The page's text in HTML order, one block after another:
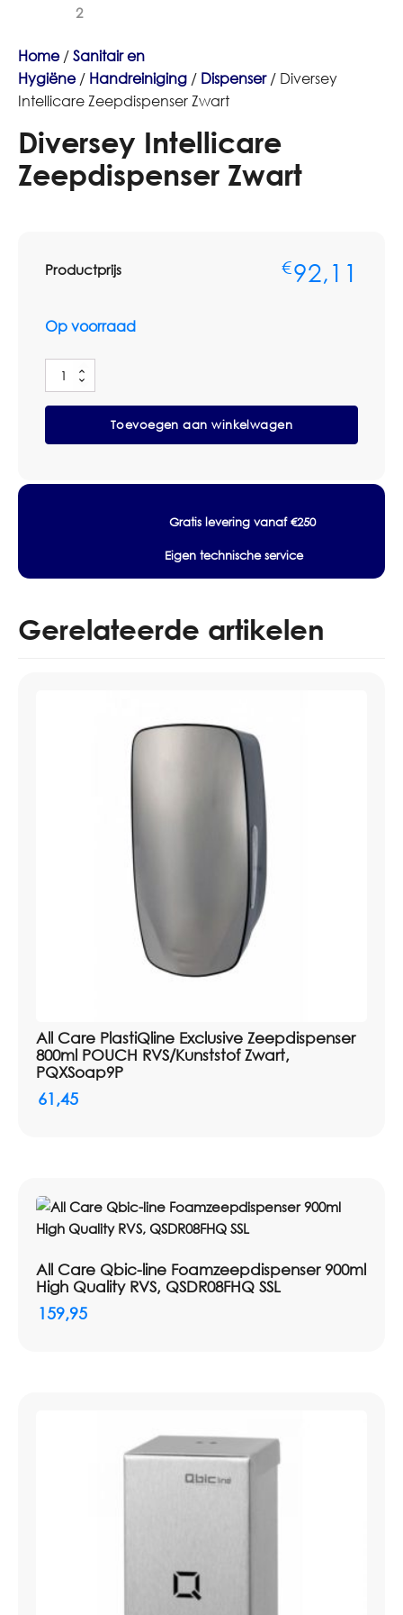
Home/Sanitair en
Hygiëne/ Handreiniging / Dispenser/ Diversey
Intellicare Zeepdispenser Zwart
Diversey Intellicare
Zeepdispenser Zwart
Productprijs €92,11
Op voorraad
Diversey
Intellicare
Zeepdispenser
aantal
Toevoegen aan winkelwagen
Gratis levering vanaf €250
Eigen technische service
Gerelateerde artikelen
All Care PlastiQline Exclusive Zeepdispenser
800ml POUCH RVS/Kunststof Zwart,
PQXSoap9P
61,45
All Care Qbic-line Foamzeepdispenser 900ml
High Quality RVS, QSDR08FHQ SSL
159,95